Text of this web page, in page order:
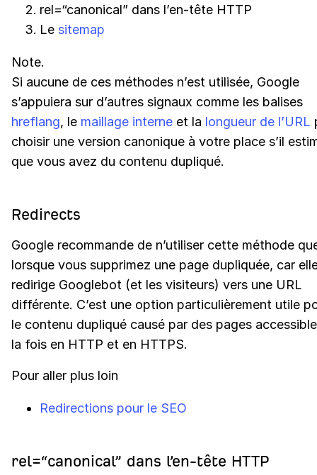
rel=“canonical” dans l’en-tête HTTP
Le sitemap
Note.
Si aucune de ces méthodes n’est utilisée, Google
s’appuiera sur d’autres signaux comme les balises
hreflang, le maillage interne et la longueur de l’URL
choisir une version canonique à votre place s’il
que vous avez du contenu dupliqué.
Redirects
Google recommande de n’utiliser cette méthode
lorsque vous supprimez une page dupliquée, car
redirige Googlebot (et les visiteurs) vers une URL
différente. C’est une option particulièrement utile
le contenu dupliqué causé par des pages
la fois en HTTP et en HTTPS.
Pour aller plus loin
Redirections pour le SEO
rel=“canonical” dans l’en-tête HTTP